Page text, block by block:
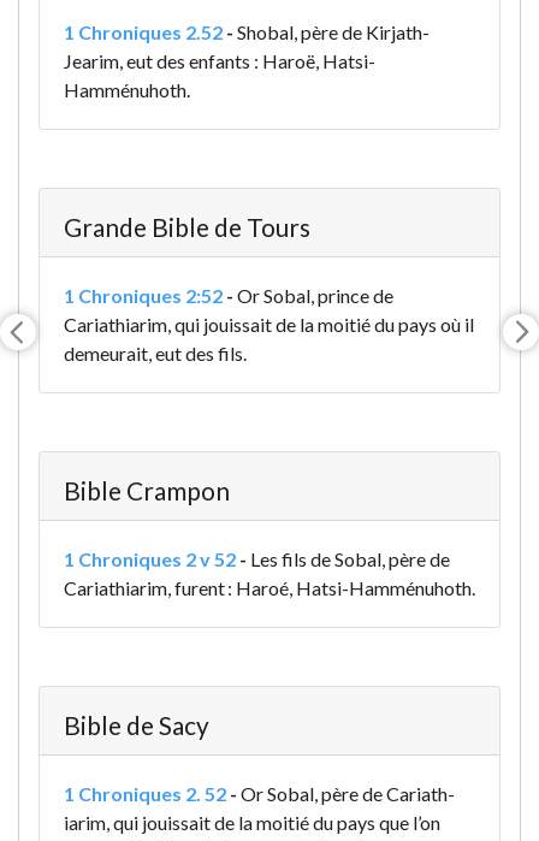
1 Chroniques 2.52 - Shobal, père de Kirjath-
Jearim, eut des enfants : Haroë, Hatsi-
Hamménuhoth.
Grande Bible de Tours
1 Chroniques 2:52 - Or Sobal, prince de
Cariathiarim, qui jouissait de la moitié du pays où il
demeurait, eut des fils.
Bible Crampon
1 Chroniques 2 v 52 - Les fils de Sobal, père de
Cariathiarim, furent : Haroé, Hatsi-Hamménuhoth.
Bible de Sacy
1 Chroniques 2. 52 - Or Sobal, père de Cariath-
iarim, qui jouissait de la moitié du pays que l’on